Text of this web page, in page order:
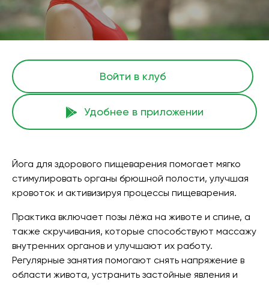
Войти в клуб
Удобнее в приложении
Йога для здорового пищеварения помогает мягко
стимулировать органы брюшной полости, улучшая
кровоток и активизируя процессы пищеварения.
Практика включает позы лёжа на животе и спине, а
также скручивания, которые способствуют массажу
внутренних органов и улучшают их работу.
Регулярные занятия помогают снять напряжение в
области живота, устранить застойные явления и